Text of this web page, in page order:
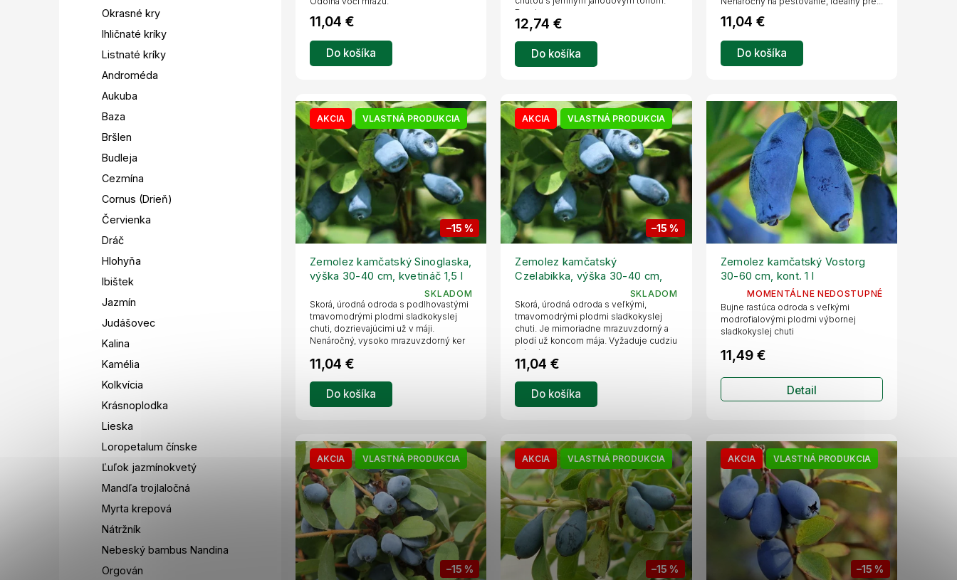
Okrasné kry
Ihličnaté kríky
Listnaté kríky
Androméda
Aukuba
Baza
Bršlen
Budleja
Cezmína
Cornus (Drieň)
Červienka
Dráč
Hlohyňa
Ibištek
Jazmín
Judášovec
Kalina
Kamélia
Kolkvícia
Krásnoplodka
Lieska
Loropetalum čínske
Ľuľok jazmínokvetý
Mandľa trojlaločná
Myrta krepová
Nátržník
Nebeský bambus Nandina
Orgován
11,04 €
Do košíka
12,74 €
Do košíka
Dozrieva...
11,04 €
Do košíka
AKCIA VLASTNÁ PRODUKCIA
–15 %
Zemolez kamčatský Sinoglaska,
výška 30-40 cm, kvetináč 1,5 l
SKLADOM
11,04 €
Do košíka
Skorá, úrodná odroda s podlhovastými
tmavomodrými plodmi sladkokyslej
chuti, dozrievajúcimi už v máji.
Nenáročný, vysoko mrazuvzdorný ker
AKCIA VLASTNÁ PRODUKCIA
–15 %
Zemolez kamčatský
Czelabikka, výška 30-40 cm,
SKLADOM
11,04 €
Do košíka
Skorá, úrodná odroda s veľkými,
tmavomodrými plodmi sladkokyslej
chuti. Je mimoriadne mrazuvzdorný a
plodí už koncom mája. Vyžaduje cudziu
odrodu...
Zemolez kamčatský Vostorg
30-60 cm, kont. 1 l
MOMENTÁLNE NEDOSTUPNÉ
11,49 €
Detail
Bujne rastúca odroda s veľkými
modrofialovými plodmi výbornej
sladkokyslej chuti
AKCIA VLASTNÁ PRODUKCIA
–15 %
AKCIA VLASTNÁ PRODUKCIA
–15 %
AKCIA VLASTNÁ PRODUKCIA
–15 %